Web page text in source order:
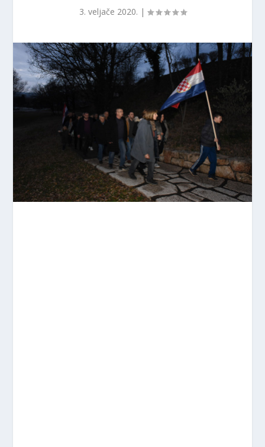
3. veljače 2020. |